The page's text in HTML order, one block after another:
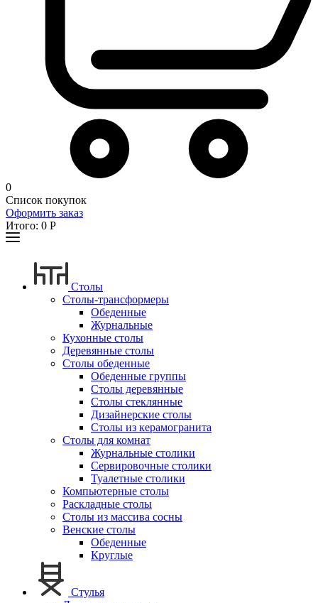
0
Список покупок
Оформить заказ
Итого: 0 Р
Столы
Столы-трансформеры
Обеденные
Журнальные
Кухонные столы
Деревянные столы
Столы обеденные
Обеденные группы
Столы деревянные
Столы стеклянные
Дизайнерские столы
Столы из керамогранита
Столы для комнат
Журнальные столики
Сервировочные столики
Туалетные столики
Компьютерные столы
Раскладные столы
Столы из массива сосны
Венские столы
Обеденные
Круглые
Стулья